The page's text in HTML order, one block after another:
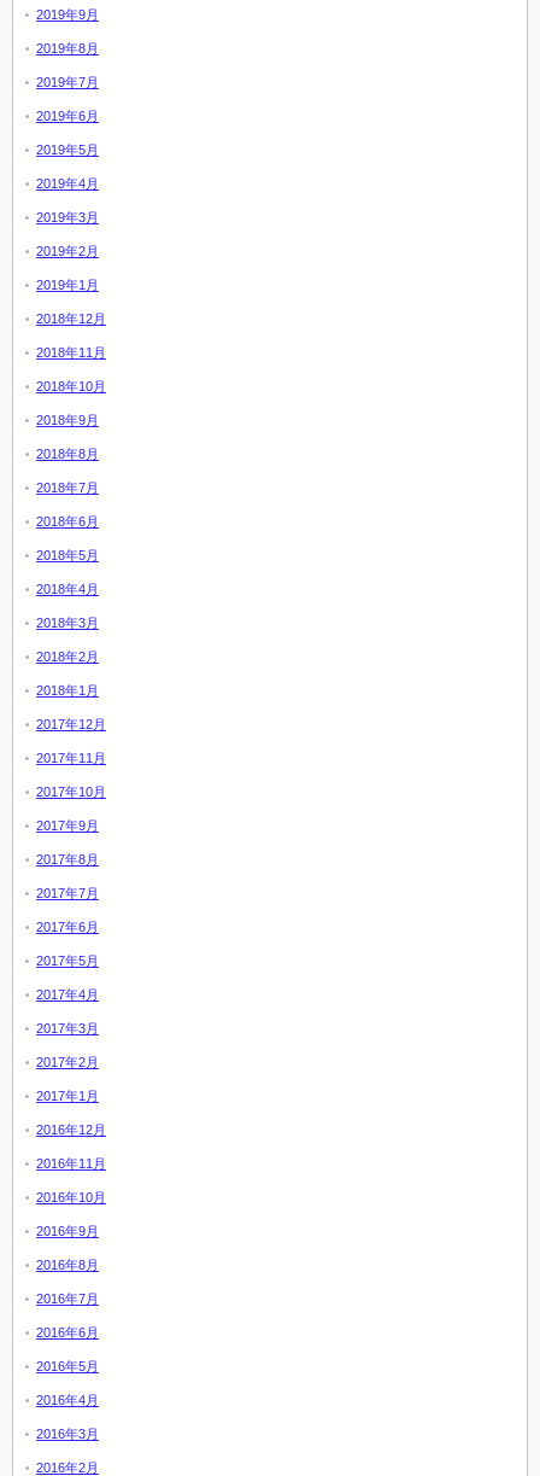
2019年9月
2019年8月
2019年7月
2019年6月
2019年5月
2019年4月
2019年3月
2019年2月
2019年1月
2018年12月
2018年11月
2018年10月
2018年9月
2018年8月
2018年7月
2018年6月
2018年5月
2018年4月
2018年3月
2018年2月
2018年1月
2017年12月
2017年11月
2017年10月
2017年9月
2017年8月
2017年7月
2017年6月
2017年5月
2017年4月
2017年3月
2017年2月
2017年1月
2016年12月
2016年11月
2016年10月
2016年9月
2016年8月
2016年7月
2016年6月
2016年5月
2016年4月
2016年3月
2016年2月